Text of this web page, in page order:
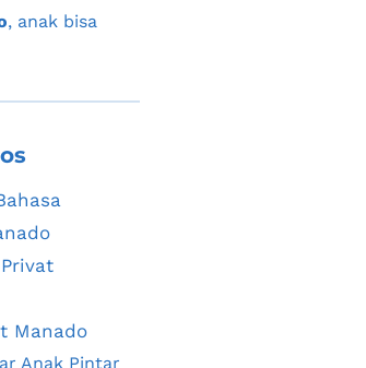
, anak bisa
Manado